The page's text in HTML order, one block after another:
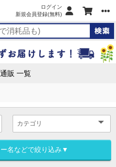
ログイン
新規会員登録(無料)
販 一覧
名などで絞り込み▼